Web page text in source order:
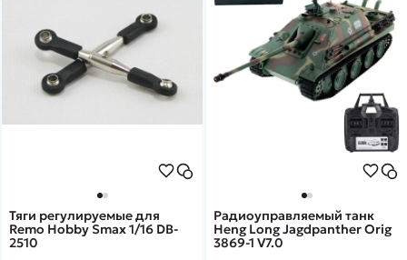
Радиоуправляемый танк
Heng Long Jagdpanther Orig
3869-1 V7.0
Тяги регулируемые для
Remo Hobby Smax 1/16 DB-
2510